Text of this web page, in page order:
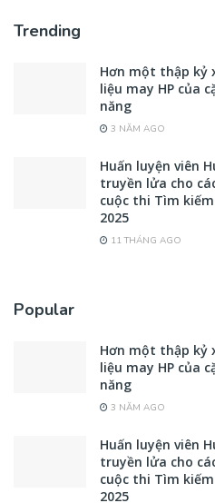
Trending
Hơn một thập kỷ
liệu may HP của
năng
3 NĂM AGO
Huấn luyện viên
truyền lửa cho
cuộc thi Tìm
2025
11 THÁNG AGO
Popular
Hơn một thập kỷ
liệu may HP của
năng
3 NĂM AGO
Huấn luyện viên
truyền lửa cho
cuộc thi Tìm
2025